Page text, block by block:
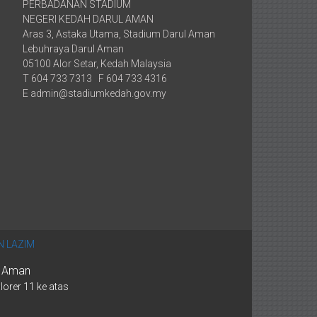
PERBADANAN STADIUM
NEGERI KEDAH DARUL AMAN
Aras 3, Astaka Utama, Stadium Darul Aman
Lebuhraya Darul Aman
05100 Alor Setar, Kedah Malaysia
T 604 733 7313 F 604 733 4316
E admin@stadiumkedah.gov.my
LAZIM
11 ke atas